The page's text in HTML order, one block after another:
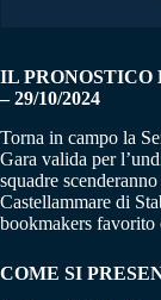
IL PRONOSTICO
– 29/10/2024
Torna in campo la
Gara valida per
squadre
Castellammare di
bookmakers favorito
COME SI